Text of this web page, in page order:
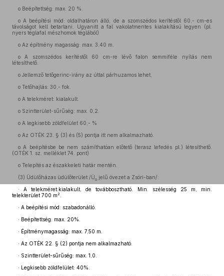
o Beépítettség: max. 20 %.
o A beépítési mód: oldalhatáron álló, de a szomszédos kerítéstől 60,- cm-es
távolságot kell betartani. Ugyanitt a fal vakolatmentes kialakítású legyen (pl.
nyers téglafal mészhomok téglából)
o Az építmény magasság: max. 3,40 m.
o A szomszédos kerítéstől 60 cm-re lévő falon semmiféle nyílás nem
létesíthető.
o Jellemző tetőgerinc-irány az úttal párhuzamos lehet,
o Tetőhajlás: 30,- fok.
o A telekméret: kialakult.
o Szintterület-sűrűség: max. 0,2.
o A legkisebb zöldfelület 60,- %
o Az OTÉK 23. § (3) és (5) pontja itt nem alkalmazható.
o A beépítésbe be nem számíthatóan előtető (terasz lefedés pl.) létesíthető.
(OTÉK 1. sz. melléklet 74. pont)
o Telepítés az északkeleti határ mentén.
(3) Üdülőházas üdülőterület /Üü jelű övezet a Zsóri-ban/:
· A telekméret:kialakult, de továbbosztható. Min. szélesség 25 m, min.
telekterület 700 m2
· A beépítési mód: szabadonálló.
· Beépítettség: max. 20%.
· Építménymagasság: max. 7,50 m.
· Az OTÉK 22. § (2) pontja nem alkalmazható.
· Szintterület-sűrűség: max. 1,0.
· Legkisebb zöldfelület: 40%.